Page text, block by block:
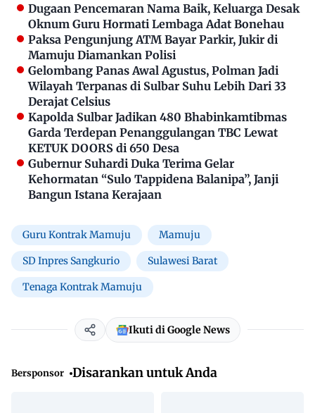
Dugaan Pencemaran Nama Baik, Keluarga Desak
Oknum Guru Hormati Lembaga Adat Bonehau
Paksa Pengunjung ATM Bayar Parkir, Jukir di
Mamuju Diamankan Polisi
Gelombang Panas Awal Agustus, Polman Jadi
Wilayah Terpanas di Sulbar Suhu Lebih Dari 33
Derajat Celsius
Kapolda Sulbar Jadikan 480 Bhabinkamtibmas
Garda Terdepan Penanggulangan TBC Lewat
KETUK DOORS di 650 Desa
Gubernur Suhardi Duka Terima Gelar
Kehormatan “Sulo Tappidena Balanipa”, Janji
Bangun Istana Kerajaan
Guru Kontrak Mamuju Mamuju
SD Inpres Sangkurio Sulawesi Barat
Tenaga Kontrak Mamuju
Ikuti di Google News
Bersponsor Disarankan untuk Anda